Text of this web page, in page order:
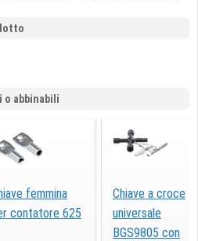
abbinabili
femmina
contatore 625
Chiave a croce
universale
BGS9805 con